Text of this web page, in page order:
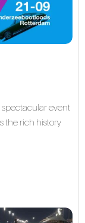
spectacular event
the rich history